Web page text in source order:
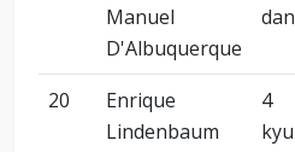
Manuel
D'Albuquerque
dan
20
Enrique
Lindenbaum
4
kyu